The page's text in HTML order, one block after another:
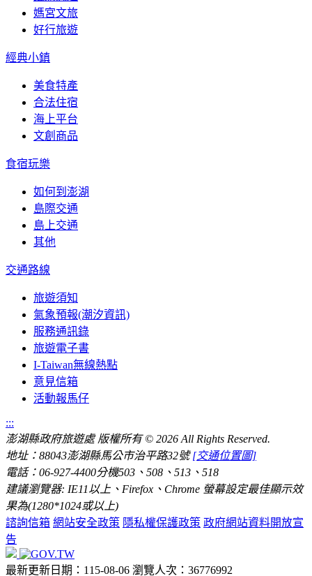
媽宮文旅
好行旅遊
經典小鎮
美食特產
合法住宿
海上平台
文創商品
食宿玩樂
如何到澎湖
島際交通
島上交通
其他
交通路線
旅遊須知
氣象預報(潮汐資訊)
服務通訊錄
旅遊電子書
I-Taiwan無線熱點
意見信箱
活動報馬仔
:::
澎湖縣政府旅遊處 版權所有© 2026 All Rights Reserved.
地址：88043澎湖縣馬公市治平路32號[交通位置圖]
電話：06-927-4400分機503、508、513、518
建議瀏覽器: IE11以上、Firefox、Chrome 螢幕設定最佳顯示效
果為(1280*1024或以上)
諮詢信箱 網站安全政策 隱私權保護政策 政府網站資料開放宣
告
最新更新日期：115-08-06 瀏覽人次：36776992